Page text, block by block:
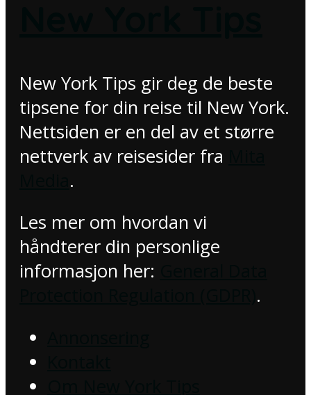
New York Tips gir deg de beste
tipsene for din reise til New York.
Nettsiden er en del av et større
nettverk av reisesider fra
.
Les mer om hvordan vi
håndterer din personlige
informasjon her:
.